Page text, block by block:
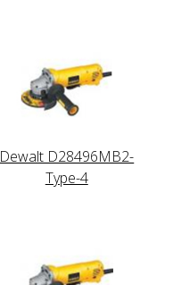
Dewalt D28496MB2-
Type-4